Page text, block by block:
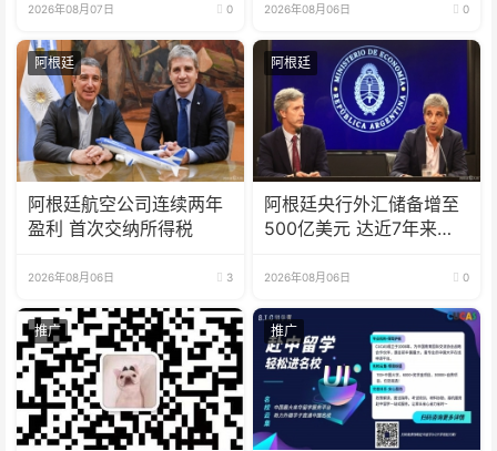
2026年08月07日 0 2026年08月06日 0
阿根廷
阿根廷航空公司连续两年
盈利 首次交纳所得税
2026年08月06日 3
阿根廷
阿根廷央行外汇储备增至
500亿美元 达近7年来最
2026年08月06日 0
推广 推广